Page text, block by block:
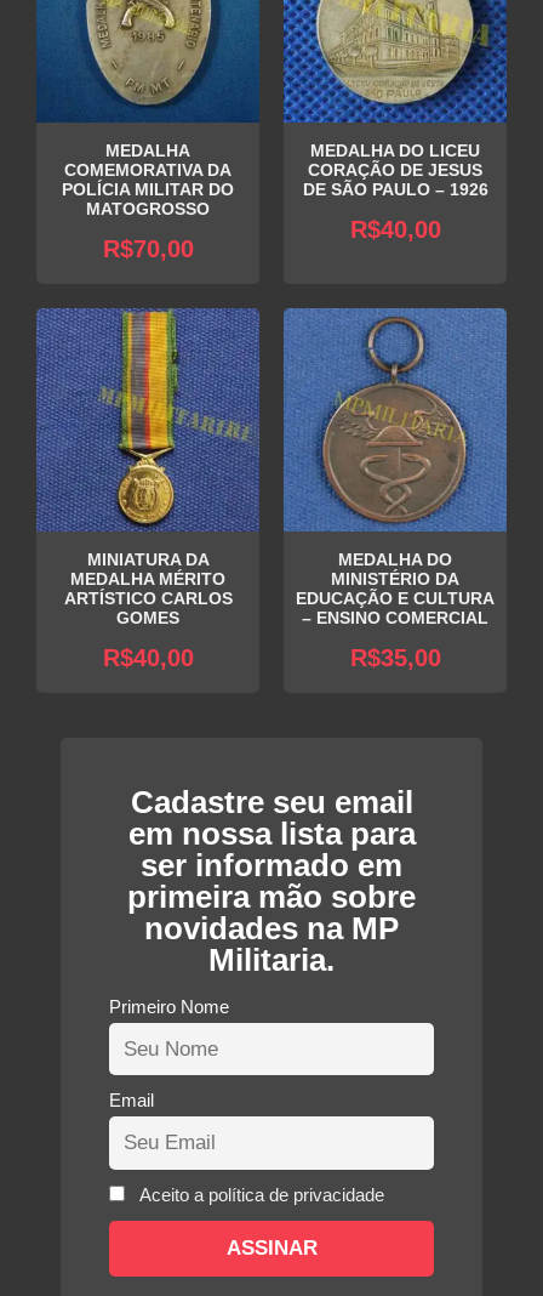
MEDALHA
COMEMORATIVA DA
POLÍCIA MILITAR DO
MATOGROSSO
R$70,00
MEDALHA DO LICEU
CORAÇÃO DE JESUS
DE SÃO PAULO – 1926
R$40,00
MINIATURA DA
MEDALHA MÉRITO
ARTÍSTICO CARLOS
GOMES
R$40,00
MEDALHA DO
MINISTÉRIO DA
EDUCAÇÃO E CULTURA
– ENSINO COMERCIAL
R$35,00
Cadastre seu email
em nossa lista para
ser informado em
primeira mão sobre
novidades na MP
Militaria.
Primeiro Nome
Email
Aceito a política de privacidade